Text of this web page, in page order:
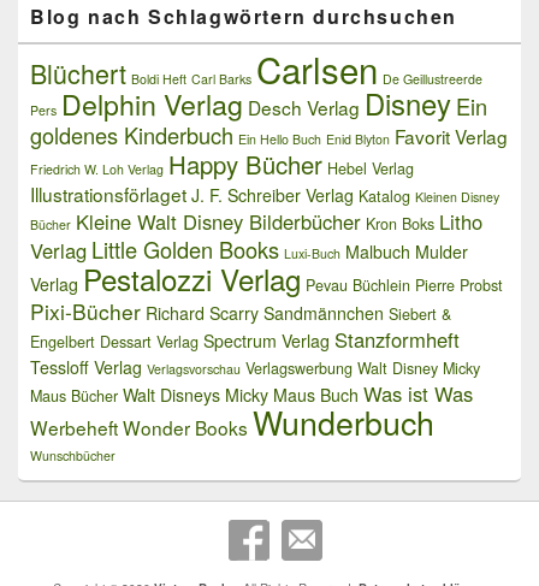
Blog nach Schlagwörtern durchsuchen
Blüchert Boldi Heft Carl Barks Carlsen De Geillustreerde
Pers Delphin Verlag Desch Verlag DisneyEin
goldenes Kinderbuch Ein Hello Buch Enid Blyton Favorit Verlag
Friedrich W. Loh Verlag Happy Bücher Hebel Verlag
Illustrationsförlaget J. F. Schreiber Verlag Katalog Kleinen Disney
Bücher Kleine Walt Disney Bilderbücher Kron Boks Litho
Verlag Little Golden Books Luxi-Buch Malbuch Mulder
Verlag Pestalozzi Verlag Pevau Büchlein Pierre Probst
Pixi-Bücher Richard Scarry Sandmännchen Siebert &
Engelbert Dessart Verlag Spectrum Verlag Stanzformheft
Tessloff Verlag Verlagsvorschau Verlagswerbung Walt Disney Micky
Maus Bücher Walt Disneys Micky Maus Buch Was ist Was
WerbeheftWonder Books Wunderbuch
Wunschbücher